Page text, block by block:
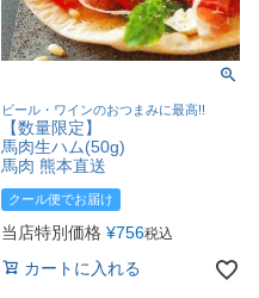
ビール・ワインのおつまみに最高!!
【数量限定】
馬肉生ハム(50g)
馬肉 熊本直送
クール便でお届け
当店特別価格 ¥756税込
カートに入れる